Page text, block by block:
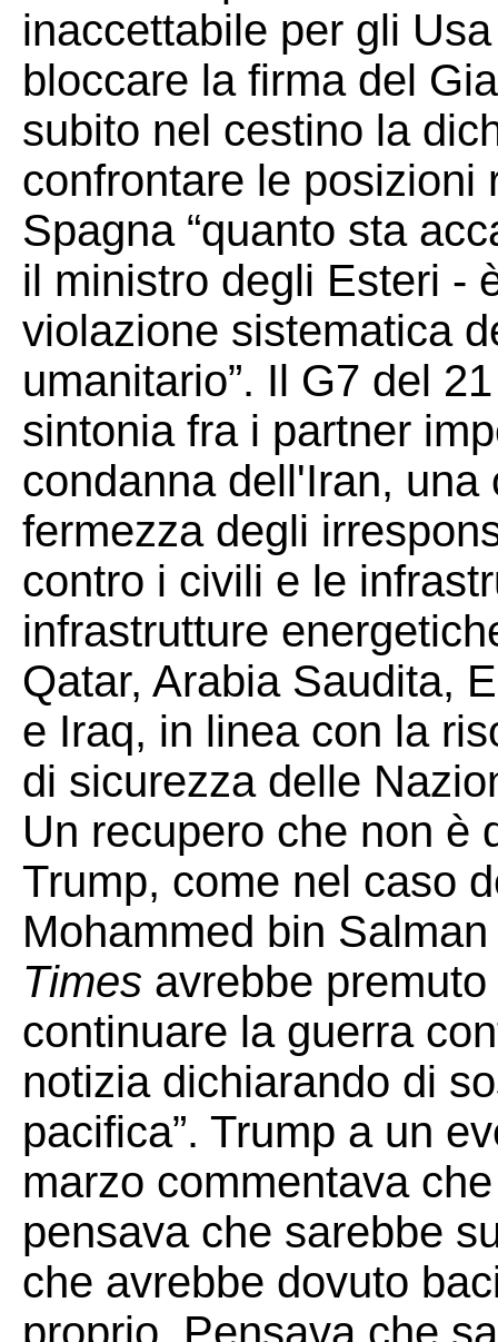
inaccettabile per gli
bloccare la firma del
subito nel cestino la
confrontare le posizioni
Spagna “quanto sta
il ministro degli Esteri -
violazione sistematica
umanitario”. Il G7 del
sintonia fra i partner
condanna dell'Iran,
fermezza degli
contro i civili e le
infrastrutture
Qatar, Arabia Saudita,
e Iraq, in linea con la
di sicurezza delle
Un recupero che non è
Trump, come nel caso
Mohammed bin
Times avrebbe
continuare la guerra
notizia dichiarando di
pacifica”. Trump a un
marzo commentava
pensava che sarebbe
che avrebbe dovuto
proprio. Pensava che